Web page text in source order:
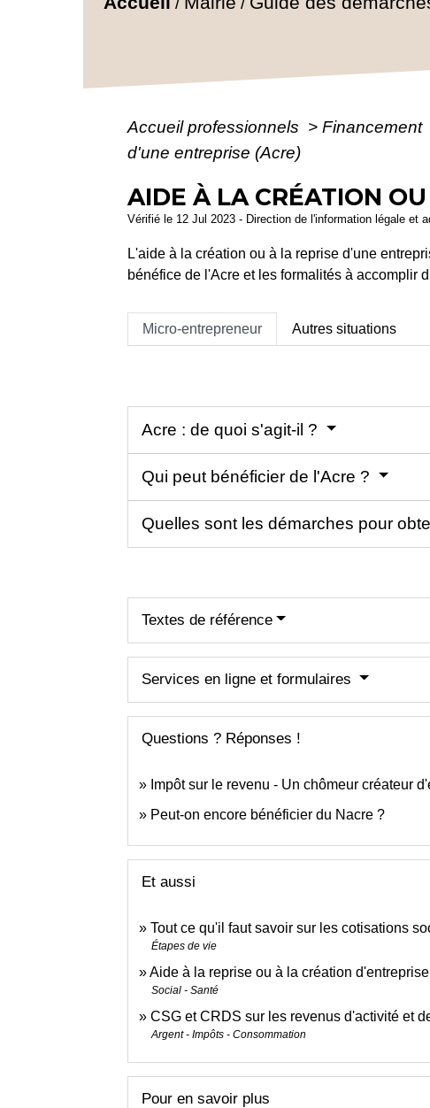
Accueil professionnels > Financement
d'une entreprise (Acre)
AIDE À LA CRÉATION
Vérifié le 12 Jul 2023 - Direction de l'information légale et
L'aide à la création ou à la reprise d'une
bénéfice de l'Acre et les formalités à accomplir
Micro-entrepreneur Autres situations
Acre : de quoi s'agit-il ?
Qui peut bénéficier de l'Acre ?
Quelles sont les démarches pour
Textes de référence
Services en ligne et formulaires
Questions ? Réponses !
Impôt sur le revenu - Un chômeur créateur
Peut-on encore bénéficier du Nacre ?
Et aussi
Tout ce qu'il faut savoir sur les cotisations
Étapes de vie
Aide à la reprise ou à la création
Social - Santé
CSG et CRDS sur les revenus d'activité et
Argent - Impôts - Consommation
Pour en savoir plus